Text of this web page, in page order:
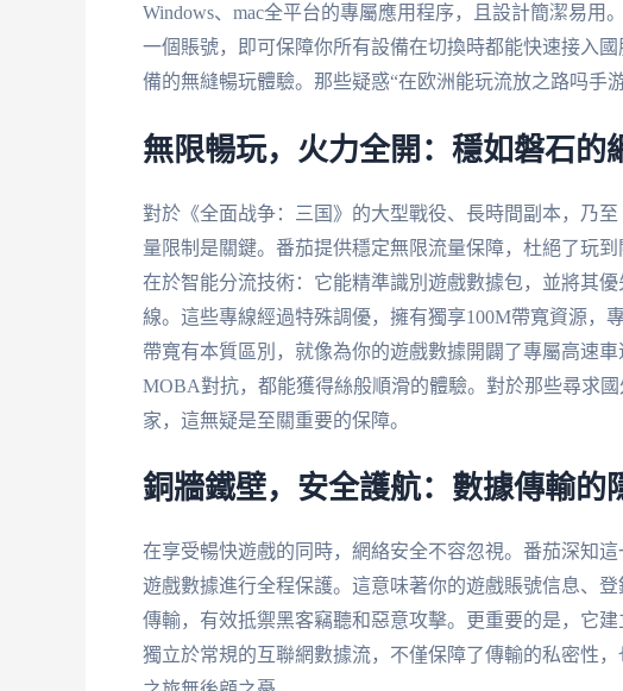
Windows、mac全平台的專屬應用程序，且設計簡潔易用
一個賬號，即可保障你所有設備在切換時都能快速接入
備的無縫暢玩體驗。那些疑惑“在欧洲能玩流放之路吗手
無限暢玩，火力全開：穩如磐石的
對於《全面战争：三国》的大型戰役、長時間副本，乃
量限制是關鍵。番茄提供穩定無限流量保障，杜絕了玩
在於智能分流技術：它能精準識別遊戲數據包，並將其
線。這些專線經過特殊調優，擁有獨享100M帶寬資源，
帶寬有本質區別，就像為你的遊戲數據開闢了專屬高速
MOBA對抗，都能獲得絲般順滑的體驗。對於那些尋求
家，這無疑是至關重要的保障。
銅牆鐵壁，安全護航：數據傳輸的
在享受暢快遊戲的同時，網絡安全不容忽視。番茄深知
遊戲數據進行全程保護。這意味著你的遊戲賬號信息、
傳輸，有效抵禦黑客竊聽和惡意攻擊。更重要的是，它
獨立於常規的互聯網數據流，不僅保障了傳輸的私密性